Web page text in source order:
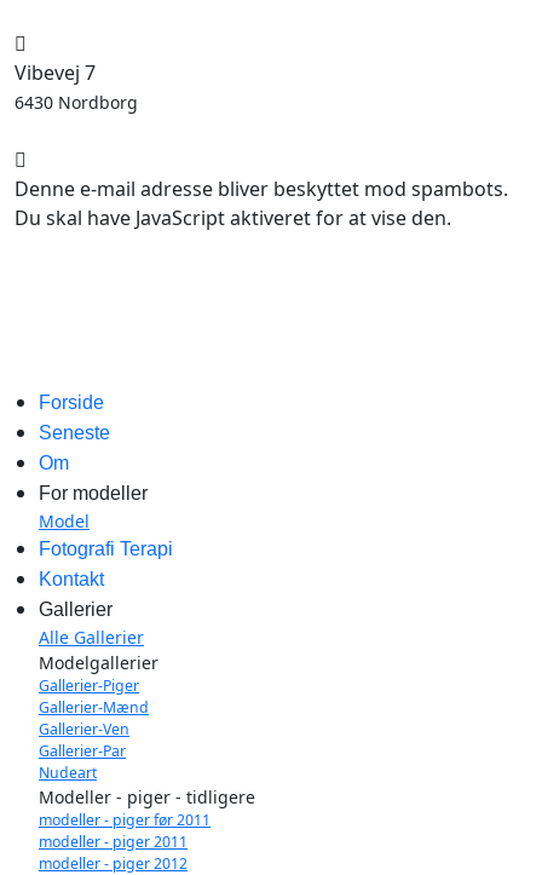
Vibevej 7
6430 Nordborg
Denne e-mail adresse bliver beskyttet mod spambots.
Du skal have JavaScript aktiveret for at vise den.
Forside
Seneste
Om
For modeller
Model
Fotografi Terapi
Kontakt
Gallerier
Alle Gallerier
Modelgallerier
Gallerier-Piger
Gallerier-Mænd
Gallerier-Ven
Gallerier-Par
Nudeart
Modeller - piger - tidligere
modeller - piger før 2011
modeller - piger 2011
modeller - piger 2012